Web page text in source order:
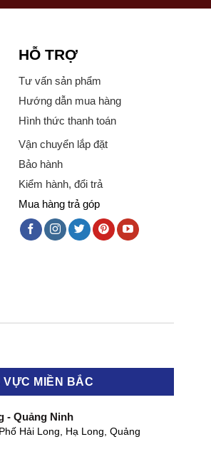
HỖ TRỢ
Tư vấn sản phẩm
Hướng dẫn mua hàng
Hình thức thanh toán
Vận chuyển lắp đặt
Bảo hành
Kiểm hành, đổi trả
Mua hàng trả góp
VỰC MIỀN BẮC
- Quảng Ninh
Hải Long, Hạ Long, Quảng